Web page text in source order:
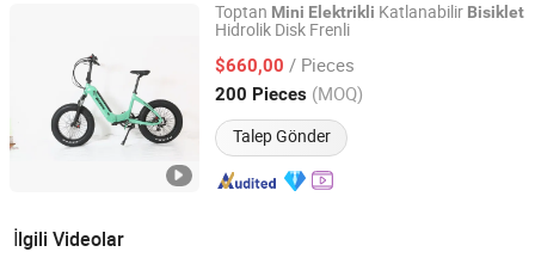
Toptan Mini Elektrikli Katlanabilir Bisiklet
Hidrolik Disk Frenli
$660,00 / Pieces
200 Pieces (MOQ)
Talep Gönder
Aigeni Technology Co., Ltd.
Jiangsu, China Fiyat 2021
İlgili Videolar